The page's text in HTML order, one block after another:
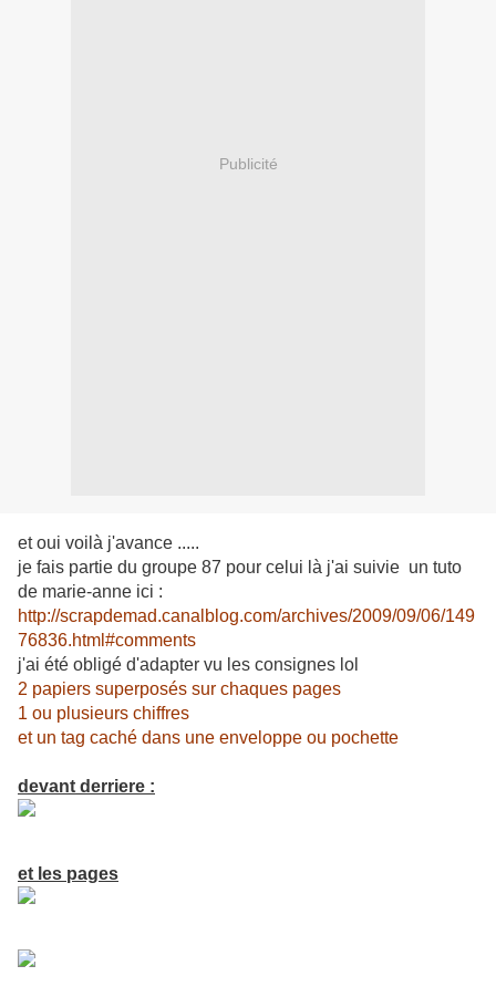
Publicité
et oui voilà j'avance .....
je fais partie du groupe 87 pour celui là j'ai suivie un tuto
de marie-anne ici :
http://scrapdemad.canalblog.com/archives/2009/09/06/149
76836.html#comments
j'ai été obligé d'adapter vu les consignes lol
2 papiers superposés sur chaques pages
1 ou plusieurs chiffres
et un tag caché dans une enveloppe ou pochette
devant derriere :
et les pages